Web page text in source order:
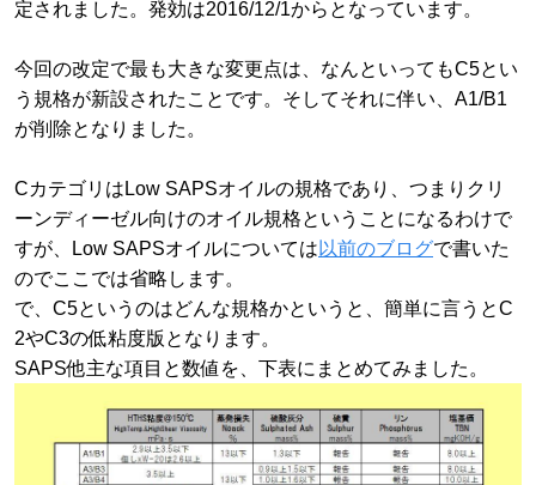
定されました。発効は2016/12/1からとなっています。
今回の改定で最も大きな変更点は、なんといってもC5とい
う規格が新設されたことです。そしてそれに伴い、A1/B1
が削除となりました。
CカテゴリはLow SAPSオイルの規格であり、つまりクリ
ーンディーゼル向けのオイル規格ということになるわけで
すが、Low SAPSオイルについては 以前のブログで書いた
のでここでは省略します。
で、C5というのはどんな規格かというと、簡単に言うとC
2やC3の低粘度版となります。
SAPS他主な項目と数値を、下表にまとめてみました。